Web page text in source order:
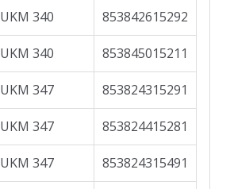
UKM 340 853842615292
UKM 340 853845015211
UKM 347 853824315291
UKM 347 853824415281
UKM 347 853824315491